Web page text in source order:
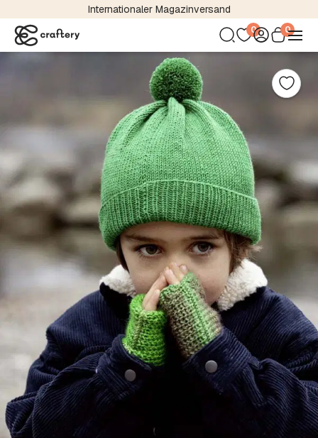
Internationaler Magazinversand
0 0